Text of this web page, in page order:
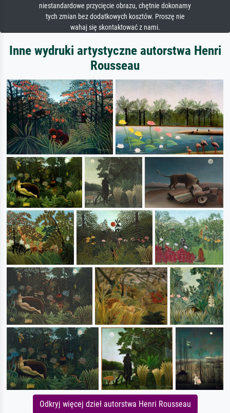
niestandardowe przycięcie obrazu, chętnie dokonamy
tych zmian bez dodatkowych kosztów. Proszę nie
wahaj się skontaktować z nami.
Inne wydruki artystyczne autorstwa Henri
Rousseau
Odkryj więcej dzieł autorstwa Henri Rousseau